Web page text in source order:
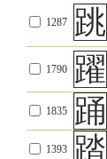
1287 跳
1790 躍
1835 踊
1393 踏